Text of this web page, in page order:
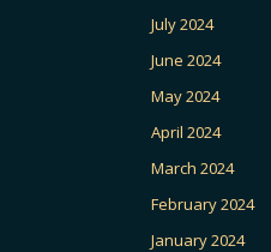
July 2024
June 2024
May 2024
April 2024
March 2024
February 2024
January 2024